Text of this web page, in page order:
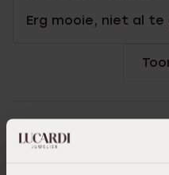
Erg mooie, niet al